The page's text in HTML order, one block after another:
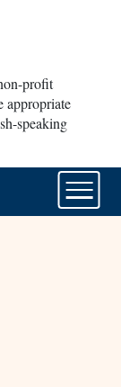
profit
appropriate
speaking